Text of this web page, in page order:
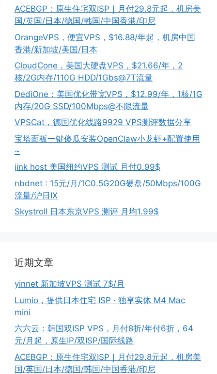
ACEBGP：原生住宅双ISP｜月付29.8元起，机房美
国/英国/日本/德国/韩国/中国香港/印尼
OrangeVPS，便宜VPS，$16.88/年起，机房中国
香港/新加坡/美国/日本
CloudCone，美国大硬盘VPS，$21.66/年，2
核/2G内存/110G HDD/1Gbs@7T流量
DediOne：美国优化带宽VPS，$12.99/年，1核/1G
内存/20G SSD/100Mbps@不限流量
VPSCat，德国优化线路9929 VPS测评数据分享
宝塔面板一键傻瓜安装OpenClaw小龙虾+配置使用
~
jink host 美国纽约VPS 测试 月付0.99$
nbdnet : 15元/月/1C0.5G20G硬盘/50Mbps/100G
流量/沪日IX
Skystroll 日本东京VPS 测评 月均1.99$
近期文章
yinnet 新加坡VPS 测试 7$/月
Lumio，提供日本住宅 ISP · 独享实体 M4 Mac
mini
六六云：韩国双ISP VPS，月付8折/年付6折，64
元/月起，原生IP/双ISP/国际线路
ACEBGP：原生住宅双ISP｜月付29.8元起，机房美
国/英国/日本/德国/韩国/中国香港/印尼